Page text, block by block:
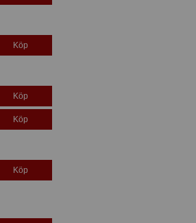
Köp
Köp
Köp
Köp